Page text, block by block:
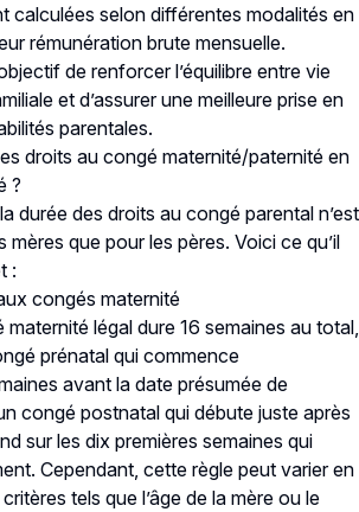
calculées selon différentes modalités en
rémunération brute mensuelle.
de renforcer l’équilibre entre vie
et d’assurer une meilleure prise en
parentales.
droits au congé maternité/paternité en
?
durée des droits au congé parental n’est
mères que pour les pères. Voici ce qu’il
:
congés maternité
maternité légal dure 16 semaines au total,
prénatal qui commence
avant la date présumée de
congé postnatal qui débute juste après
sur les dix premières semaines qui
Cependant, cette règle peut varier en
tels que l’âge de la mère ou le